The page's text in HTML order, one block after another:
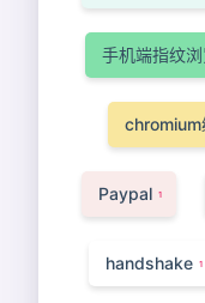
手机端指纹
chromium
Paypal 1
handshake 1